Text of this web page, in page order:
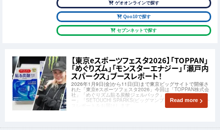
ゲオオンラインで探す
Qoo10で探す
セブンネットで探す
【東京eスポーツフェスタ2026】「TOPPAN」
「めぐりズム」「モンスターエナジー」「瀬戸内
スパークス」ブースレポート！
2026年1月9日(金)から11日(日)まで東京ビッグサイトで開催さ
れた「東京eスポーツフェスタ2026」今回は「TOPPAN株式会
社」「めぐりズム貼る炭酸ジェルパック」「モンスターエナジ
ー」「SETOUCHI SPARKS(ビッグマンプロジェクト)」のブー
Read more